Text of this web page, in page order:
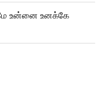
உன்னை உனக்கே